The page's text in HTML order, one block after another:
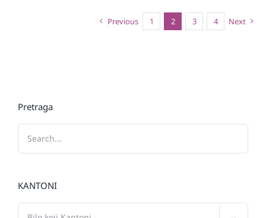
Previous 1 2 3 4 Next
Pretraga
KANTONI